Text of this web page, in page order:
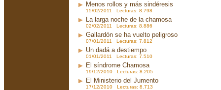
Menos rollos y más sindéresis
15/02/2011 Lecturas: 8.798
La larga noche de la chamosa
02/02/2011 Lecturas: 8.886
Gallardón se ha vuelto peligroso
07/01/2011 Lecturas: 7.812
Un dadá a destiempo
01/01/2011 Lecturas: 7.510
El síndrome Chamosa
19/12/2010 Lecturas: 8.205
El Ministerio del Jumento
17/12/2010 Lecturas: 8.713